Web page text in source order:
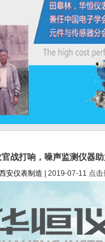
官战打响，噪声监测仪器
安仪表制造 | 2019-07-11 点